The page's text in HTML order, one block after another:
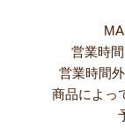
営業時
営業時間
商品によっ